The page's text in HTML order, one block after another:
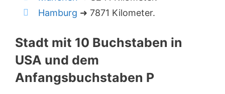
Hamburg ➜ 7871 Kilometer.
Stadt mit 10 Buchstaben in
USA und dem
Anfangsbuchstaben P